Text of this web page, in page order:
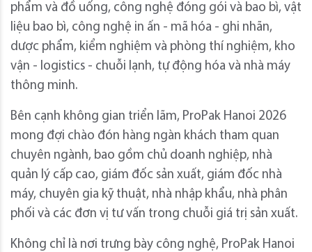
phẩm và đồ uống, công nghệ đóng gói và bao bì, vật
liệu bao bì, công nghệ in ấn - mã hóa - ghi nhãn,
dược phẩm, kiểm nghiệm và phòng thí nghiệm, kho
vận - logistics - chuỗi lạnh, tự động hóa và nhà máy
thông minh.
Bên cạnh không gian triển lãm, ProPak Hanoi 2026
mong đợi chào đón hàng ngàn khách tham quan
chuyên ngành, bao gồm chủ doanh nghiệp, nhà
quản lý cấp cao, giám đốc sản xuất, giám đốc nhà
máy, chuyên gia kỹ thuật, nhà nhập khẩu, nhà phân
phối và các đơn vị tư vấn trong chuỗi giá trị sản xuất.
Không chỉ là nơi trưng bày công nghệ, ProPak Hanoi